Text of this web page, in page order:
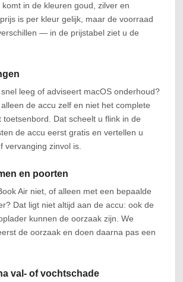
in de kleuren goud, zilver en
is per kleur gelijk, maar de voorraad
— in de prijstabel ziet u de
leeg of adviseert macOS onderhoud?
de accu zelf en niet het complete
toetsenbord. Dat scheelt u flink in de
de accu eerst gratis en vertellen u
vervanging zinvol is.
en poorten
Air niet, of alleen met een bepaalde
Dat ligt niet altijd aan de accu: ook de
kunnen de oorzaak zijn. We
de oorzaak en doen daarna pas een
val- of vochtschade